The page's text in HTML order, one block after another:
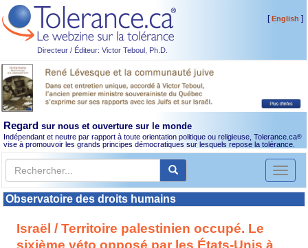
Directeur / Éditeur: Victor Teboul, Ph.D.
[English ]
Regard sur nous et ouverture sur le monde
Indépendant et neutre par rapport à toute orientation politique ou religieuse, Tolerance.ca®
vise à promouvoir les grands principes démocratiques sur lesquels repose la tolérance.
Toggle
Observatoire des droits humains
Israël / Territoire palestinien occupé. Le
sixième véto opposé par les États-Unis à